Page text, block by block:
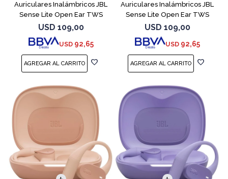
Auriculares Inalámbricos JBL
Sense Lite Open Ear TWS
Negro
USD 109,00
USD 92,65
Auriculares Inalámbricos JBL
Sense Lite Open Ear TWS
Azul
USD 109,00
USD 92,65